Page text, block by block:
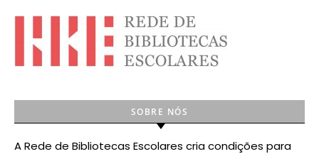
SOBRE NÓS
A Rede de Bibliotecas Escolares cria condições para